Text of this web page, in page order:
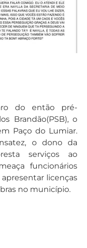
do então pré-
Brandão(PSB), o
Paço do Lumiar.
o dono da
serviços ao
funcionários
licenças
no município.